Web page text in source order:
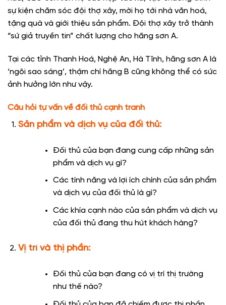
sự kiện chăm sóc đội thợ xây, mời họ tới nhà văn hoá,
tặng quà và giới thiệu sản phẩm. Đội thợ xây trở thành
“sứ giả truyền tin” chất lượng cho hãng sơn A.
Tại các tỉnh Thanh Hoá, Nghệ An, Hà Tĩnh, hãng sơn A là
‘ngôi sao sáng’, thậm chí hãng B cũng không thể có sức
ảnh hưởng lớn như vậy.
Câu hỏi tự vấn về đối thủ cạnh tranh
Sản phẩm và dịch vụ của đối thủ:
Đối thủ của bạn đang cung cấp những sản
phẩm và dịch vụ gì?
Các tính năng và lợi ích chính của sản phẩm
và dịch vụ của đối thủ là gì?
Các khía cạnh nào của sản phẩm và dịch vụ
của đối thủ đang thu hút khách hàng?
Vị trí và thị phần:
Đối thủ của bạn đang có vị trí thị trường
như thế nào?